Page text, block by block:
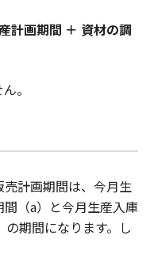
計画期間 ＋ 資材の調
。
計画期間は、今月生
（a）と今月生産入庫
期間になります。し